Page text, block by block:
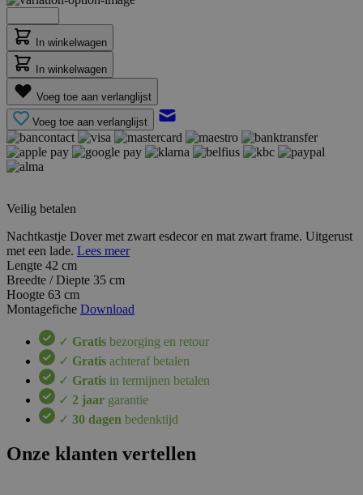
In winkelwagen
In winkelwagen
Voeg toe aan verlanglijst
Voeg toe aan verlanglijst
Veilig betalen
Nachtkastje Dover met zwart esdecor en mat zwart frame. Uitgerust
met een lade. Lees meer
Lengte 42 cm
Breedte / Diepte 35 cm
Hoogte 63 cm
Montagefiche Download
✓ Gratis bezorging en retour
✓ Gratis achteraf betalen
✓ Gratis in termijnen betalen
✓ 2 jaar garantie
✓ 30 dagen bedenktijd
Onze klanten vertellen